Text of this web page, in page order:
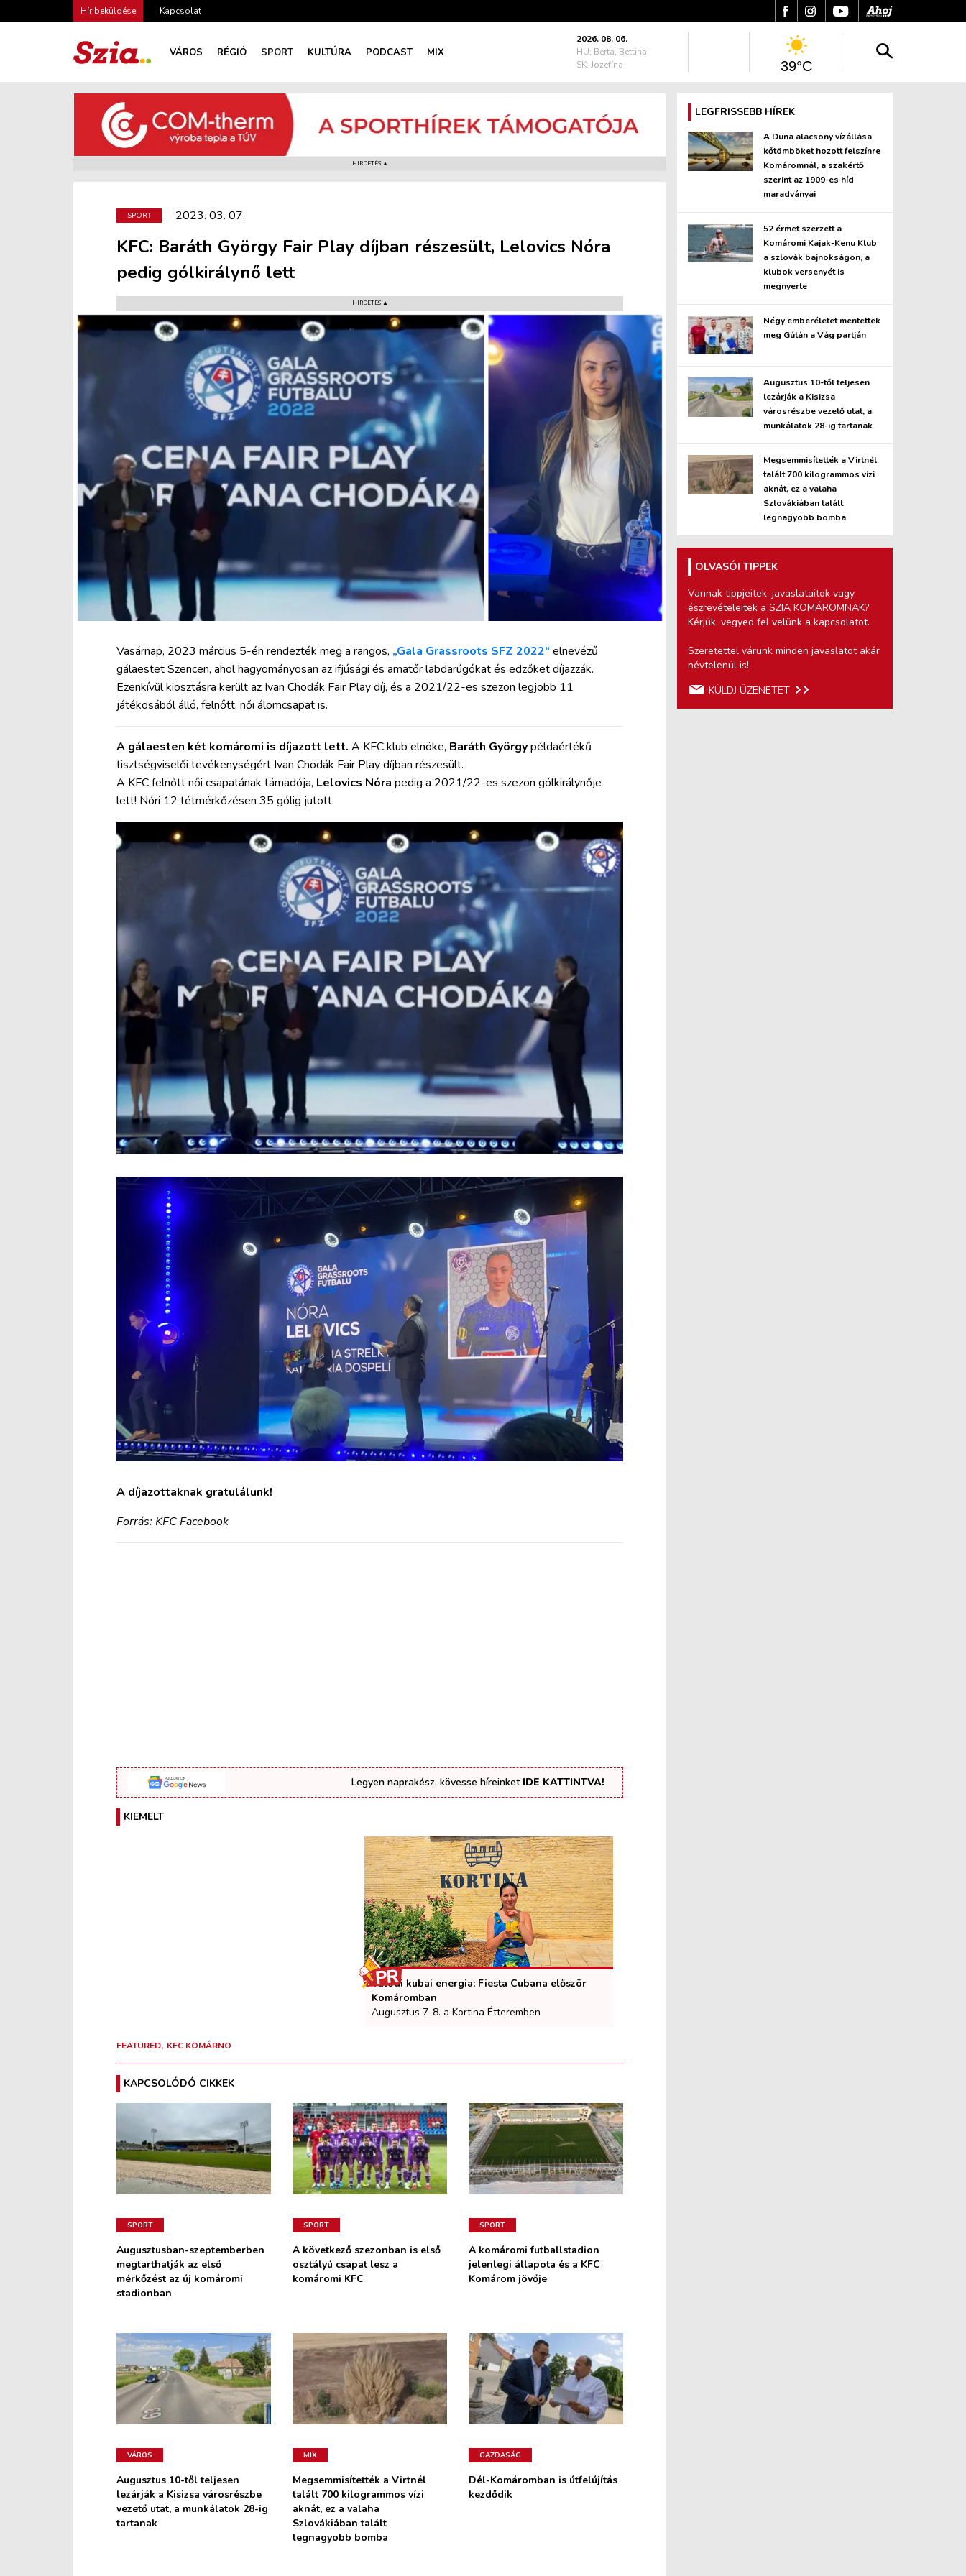
Hír beküldése Kapcsolat
VÁROS RÉGIÓ SPORT KULTÚRA PODCAST MIX
2026. 08. 06.
HU: Berta, Bettina
SK: Jozefína
39°C
HIRDETÉS ▲
SPORT 2023. 03. 07.
KFC: Baráth György Fair Play díjban részesült, Lelovics Nóra
pedig gólkirálynő lett
HIRDETÉS ▲
Vasárnap, 2023 március 5-én rendezték meg a rangos, „Gala Grassroots SFZ 2022“ elnevézű
gálaestet Szencen, ahol hagyományosan az ifjúsági és amatőr labdarúgókat és edzőket díjazzák.
Ezenkívül kiosztásra került az Ivan Chodák Fair Play díj, és a 2021/22-es szezon legjobb 11
játékosából álló, felnőtt, női álomcsapat is.
A gálaesten két komáromi is díjazott lett. A KFC klub elnöke, Baráth Györgypéldaértékű
tisztségviselői tevékenységért Ivan Chodák Fair Play díjban részesült.
A KFC felnőtt női csapatának támadója, Lelovics Nóra pedig a 2021/22-es szezon gólkirálynője
lett! Nóri 12 tétmérkőzésen 35 gólig jutott.
A díjazottaknak gratulálunk!
Forrás: KFC Facebook
Legyen naprakész, kövesse híreinket IDE KATTINTVA!
KIEMELT
Valódi kubai energia: Fiesta Cubana először
Komáromban
Augusztus 7-8. a Kortina Étteremben
FEATURED KFC KOMÁRNO
KAPCSOLÓDÓ CIKKEK
SPORT
Augusztusban-szeptemberben
megtarthatják az első
mérkőzést az új komáromi
stadionban
SPORT
A következő szezonban is első
osztályú csapat lesz a
komáromi KFC
SPORT
A komáromi futballstadion
jelenlegi állapota és a KFC
Komárom jövője
VÁROS
Augusztus 10-től teljesen
lezárják a Kisizsa városrészbe
vezető utat, a munkálatok 28-ig
tartanak
MIX
Megsemmisítették a Virtnél
talált 700 kilogrammos vízi
aknát, ez a valaha
Szlovákiában talált
legnagyobb bomba
GAZDASÁG
Dél-Komáromban is útfelújítás
kezdődik
LEGFRISSEBB HÍREK
A Duna alacsony vízállása
kőtömböket hozott felszínre
Komáromnál, a szakértő
szerint az 1909-es híd
maradványai
52 érmet szerzett a
Komáromi Kajak-Kenu Klub
a szlovák bajnokságon, a
klubok versenyét is
megnyerte
Négy emberéletet mentettek
meg Gútán a Vág partján
Augusztus 10-től teljesen
lezárják a Kisizsa
városrészbe vezető utat, a
munkálatok 28-ig tartanak
Megsemmisítették a Virtnél
talált 700 kilogrammos vízi
aknát, ez a valaha
Szlovákiában talált
legnagyobb bomba
OLVASÓI TIPPEK
Vannak tippjeitek, javaslataitok vagy
észrevételeitek a SZIA KOMÁROMNAK?
Kérjük, vegyed fel velünk a kapcsolatot.
Szeretettel várunk minden javaslatot akár
névtelenül is!
KÜLDJ ÜZENETET